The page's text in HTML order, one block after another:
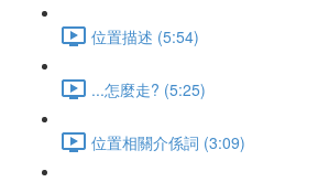
位置描述 (5:54)
...怎麼走? (5:25)
位置相關介係詞 (3:09)